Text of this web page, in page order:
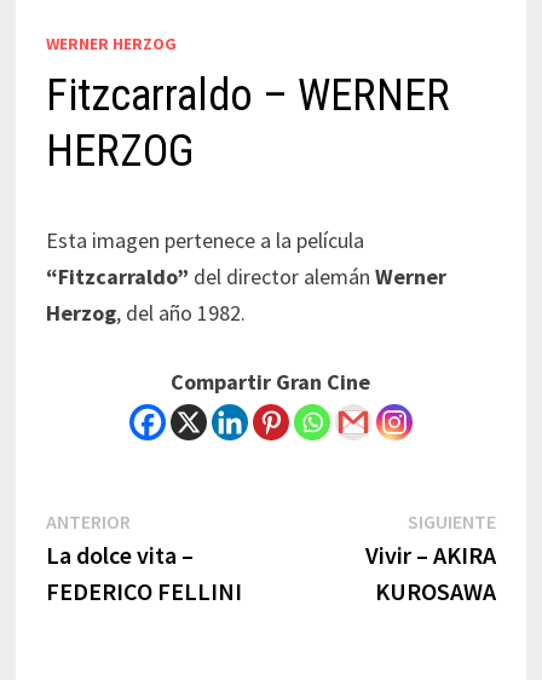
WERNER HERZOG
Fitzcarraldo – WERNER
HERZOG
Esta imagen pertenece a la película
“Fitzcarraldo” del director alemánWerner
Herzog, del año 1982.
Compartir Gran Cine
Navegación
de
ANTERIOR
post:
La dolce vita –
FEDERICO FELLINI
SIGUIENTENext
post:
Vivir – AKIRA
KUROSAWA